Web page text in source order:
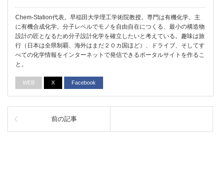
Chem-Station代表。早稲田大学理工学術院教授。専門は有機化学。主
に有機合成化学。分子レベルでモノを自由自在につくる、最小の構造物
設計の匠となるため分子設計化学を確立したいと考えている。趣味は旅
行（日本は全県制覇、海外はまだ２０カ国ほど）、ドライブ、そしてす
べての化学情報をインターネットで発信できるポータルサイトを作るこ
と。
WEB X Facebook
前の記事